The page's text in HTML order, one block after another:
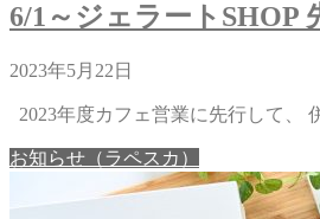
6/1～ジェラートSHOP
2023年5月22日
2023年度カフェ営業に先行して、
お知らせ（ラペスカ）